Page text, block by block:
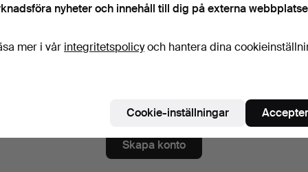
experttips, utvalda föremål och inspiration. Om du ångrar dig kan du
.
Skapa konto
nyheter och innehåll till dig på externa
mer i vår integritetspolicyoch hantera dina
Cookie-inställningar